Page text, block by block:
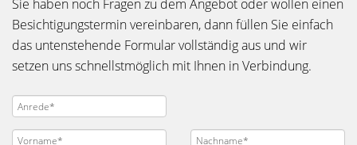
Sie haben noch Fragen zu dem Angebot oder wollen einen
Besichtigungstermin vereinbaren, dann füllen Sie einfach
das untenstehende Formular vollständig aus und wir
setzen uns schnellstmöglich mit Ihnen in Verbindung.